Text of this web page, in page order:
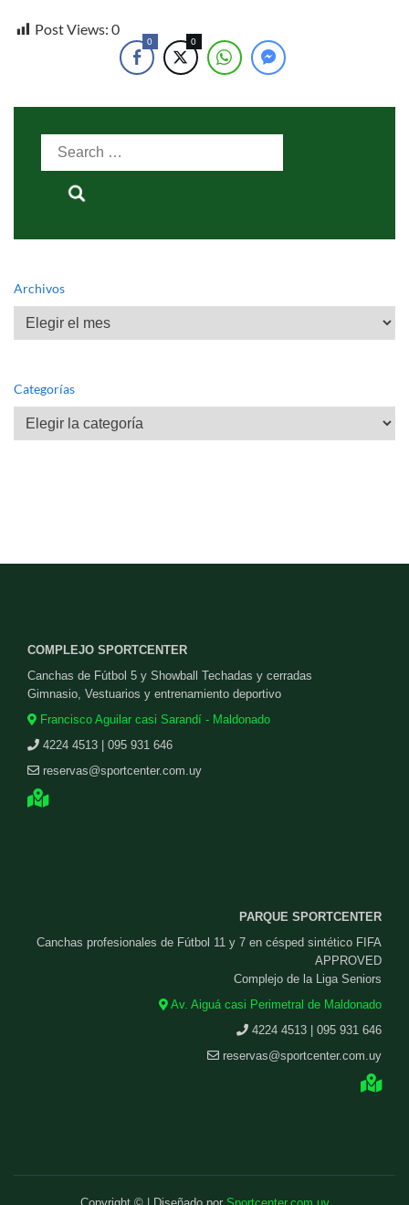
Post Views: 0
0 0
Search
Archivos
Archivos
Categorías
Categorías
COMPLEJO SPORTCENTER
Canchas de Fútbol 5 y Showball Techadas y cerradas
Gimnasio, Vestuarios y entrenamiento deportivo
Francisco Aguilar casi Sarandí - Maldonado
4224 4513 | 095 931 646
reservas@sportcenter.com.uy
PARQUE SPORTCENTER
Canchas profesionales de Fútbol 11 y 7 en césped sintético FIFA
APPROVED
Complejo de la Liga Seniors
Av. Aiguá casi Perimetral de Maldonado
4224 4513 | 095 931 646
reservas@sportcenter.com.uy